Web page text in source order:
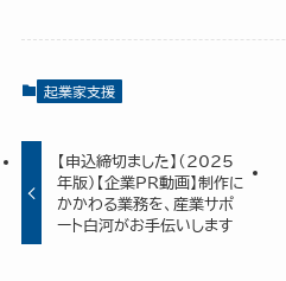
起業家支援
【申込締切ました】（2025
年版）【企業ＰＲ動画】制作に
かかわる業務を、産業サポ
ート白河がお手伝いします